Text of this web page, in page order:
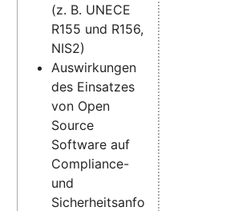
(z. B. UNECE
R155 und R156,
NIS2)
Auswirkungen
des Einsatzes
von Open
Source
Software auf
Compliance-
und
Sicherheitsanforderungen